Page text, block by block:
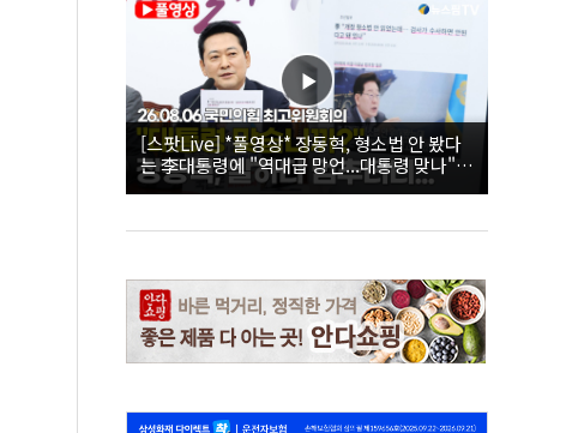
[스팟Live] *풀영상* 장동혁, 형소법 안 봤다
는 李대통령에 "역대급 망언...대통령 맞나"｜
26.08.06 국민의힘 최고위원회의